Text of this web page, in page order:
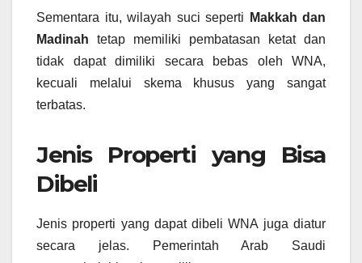
Sementara itu, wilayah suci seperti
Makkah dan
Madinah tetap memiliki pembatasan ketat dan
tidak dapat dimiliki secara bebas oleh WNA,
kecuali melalui skema khusus yang sangat
terbatas.
Jenis Properti yang Bisa
Dibeli
Jenis properti yang dapat dibeli WNA juga diatur
secara jelas. Pemerintah Arab Saudi